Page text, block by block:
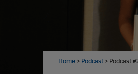
Home > Podcast > Podcast